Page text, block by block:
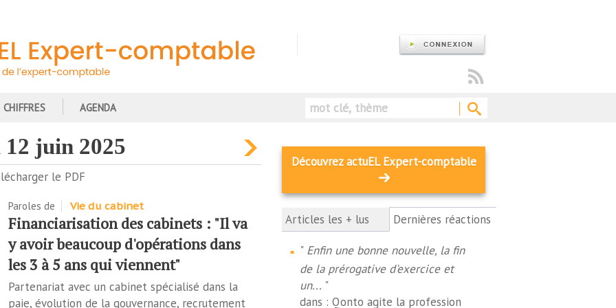
CHIFFRES AGENDA Rechercher
12 juin 2025
le PDF
Paroles de Vie du cabinet
Financiarisation des cabinets : "Il va
y avoir beaucoup d'opérations dans
les 3 à 5 ans qui viennent"
Partenariat avec un cabinet spécialisé dans la
paie, évolution de la gouvernance, recrutement
Découvrez actuEL Expert-comptable
Articles les + lus Dernières réactions
" Enfin une bonne nouvelle, la fin
de la prérogative d'exercice et
un... "
dans : Qonto agite la profession